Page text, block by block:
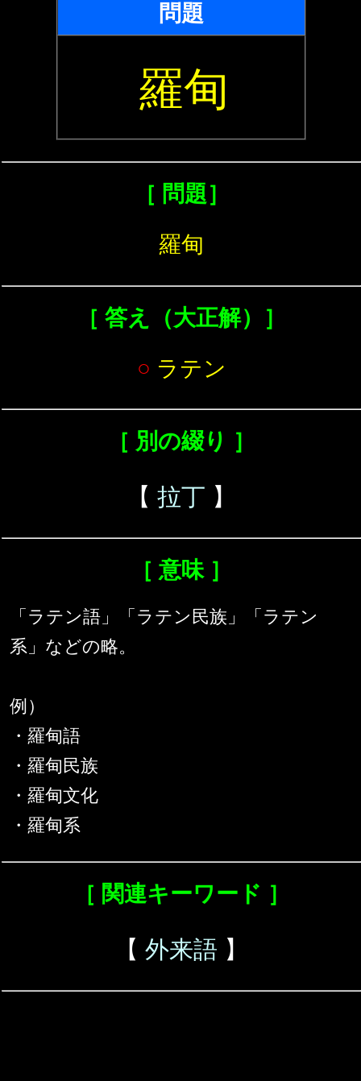
問題
羅甸
［ 問題］
羅甸
［ 答え（大正解）］
○ ラテン
［ 別の綴り ］
【 拉丁 】
［ 意味 ］
「ラテン語」「ラテン民族」「ラテン
系」などの略。
例）
・羅甸語
・羅甸民族
・羅甸文化
・羅甸系
［ 関連キーワード ］
【 外来語 】